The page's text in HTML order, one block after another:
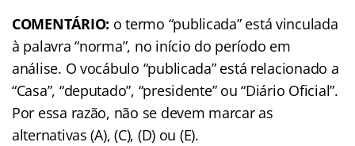
COMENTÁRIO: o termo “publicada” está vinculada
à palavra “norma”, no início do período em
análise. O vocábulo “publicada” está relacionado a
“Casa”, “deputado”, “presidente” ou “Diário Oficial”.
Por essa razão, não se devem marcar as
alternativas (A), (C), (D) ou (E).